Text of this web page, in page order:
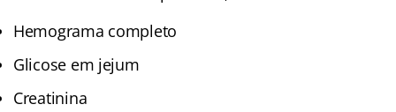
Hemograma completo
Glicose em jejum
Creatinina